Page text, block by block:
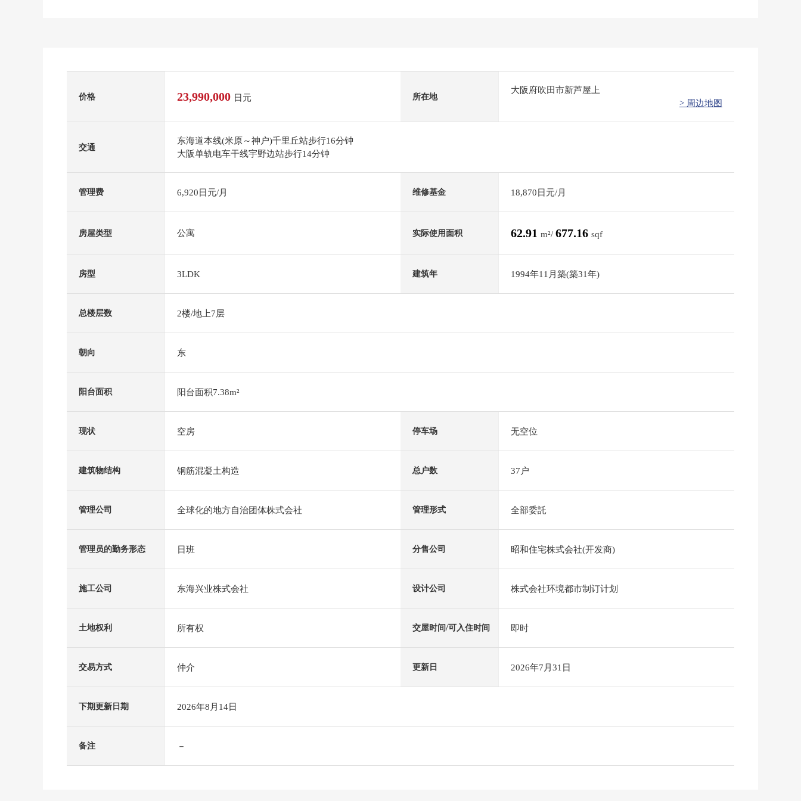
价格 23,990,000 日元 所在地
大阪府吹田市新芦屋上
> 周边地图
交通
东海道本线(米原～神户)千里丘站步行16分钟
大阪单轨电车干线宇野边站步行14分钟
管理费 6,920日元/月 维修基金 18,870日元/月
房屋类型 公寓 实际使用面积 62.91 m²/ 677.16 sqf
房型 3LDK 建筑年 1994年11月築(築31年)
总楼层数 2楼/地上7层
朝向 东
阳台面积 阳台面积7.38m²
现状 空房 停车场 无空位
建筑物结构 钢筋混凝土构造 总户数 37户
管理公司 全球化的地方自治团体株式会社 管理形式 全部委託
管理员的勤务形态 日班 分售公司 昭和住宅株式会社(开发商)
施工公司 东海兴业株式会社 设计公司 株式会社环境都市制订计划
土地权利 所有权 交屋时间/可入住时间 即时
交易方式 仲介 更新日 2026年7月31日
下期更新日期 2026年8月14日
备注 －